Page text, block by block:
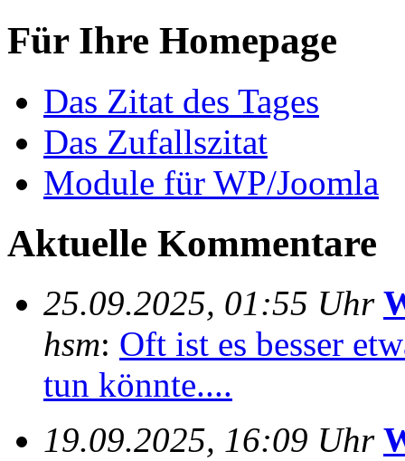
Für Ihre Homepage
Das Zitat des Tages
Das Zufallszitat
Module für WP/Joomla
Aktuelle Kommentare
25.09.2025, 01:55 Uhr
hsm: Oft ist es besser
tun könnte....
19.09.2025, 16:09 Uhr